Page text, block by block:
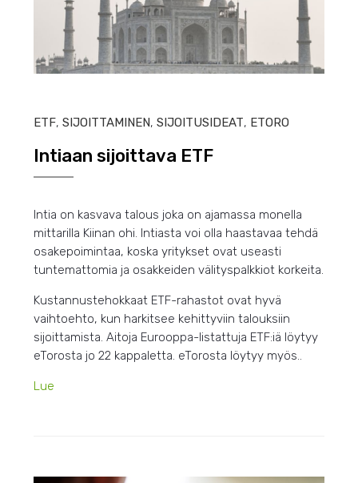
ETF,SIJOITTAMINEN,SIJOITUSIDEAT, ETORO
Intiaan sijoittava ETF
Intia on kasvava talous joka on ajamassa monella
mittarilla Kiinan ohi. Intiasta voi olla haastavaa tehdä
osakepoimintaa, koska yritykset ovat useasti
tuntemattomia ja osakkeiden välityspalkkiot korkeita.
Kustannustehokkaat ETF-rahastot ovat hyvä
vaihtoehto, kun harkitsee kehittyviin talouksiin
sijoittamista. Aitoja Eurooppa-listattuja ETF:iä löytyy
eTorosta jo 22 kappaletta. eTorosta löytyy myös..
Lue